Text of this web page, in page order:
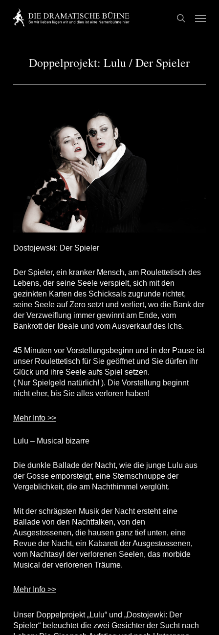
main
search
Menu
Doppelprojekt: Lulu / Der Spieler
Dostojewski: Der Spieler
Der Spieler, ein kranker Mensch, am Roulettetisch des
Lebens, der seine Seele verspielt, sich mit den
gezinkten Karten des Schicksals zugrunde richtet,
seine Seele auf Zero setzt und verliert, wo die Bank der
der Verzweiflung immer gewinnt am Ende, vom
Bankrott der Ideale und vom Ausverkauf des Ichs.
45 Minuten vor Vorstellungsbeginn und in der Pause ist
unser Roulettetisch für Sie geöffnet und Sie dürfen ihr
Glück und ihre Seele aufs Spiel setzen.
( Nur Spielgeld natürlich! ). Die Vorstellung beginnt
nicht eher, bis Sie alles verloren haben!
Mehr Info >>
Lulu – Musical bizarre
Die dunkle Ballade der Nacht, wie die junge Lulu aus
der Gosse emporsteigt, eine Sternschnuppe der
Vergeblichkeit, die am Nachthimmel verglüht.
Mit der schrägsten Musik der Nacht ersteht eine
Ballade von den Nachtfalken, von den
Ausgestossenen, die hausen ganz tief unten, eine
Revue der Nacht, ein Kabarett der Ausgestossenen,
vom Nachtasyl der verlorenen Seelen, das morbide
Musical der verlorenen Träume.
Mehr Info >>
Unser Doppelprojekt „Lulu“ und „Dostojewki: Der
Spieler“ beleuchtet die zwei Gesichter der Sucht nach